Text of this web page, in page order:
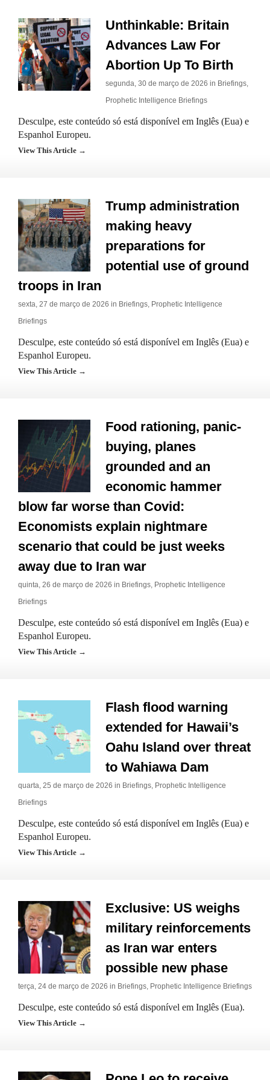
Unthinkable: Britain
Advances Law For
Abortion Up To Birth
segunda, 30 de março de 2026 in Briefings,
Prophetic Intelligence Briefings
Desculpe, este conteúdo só está disponível em Inglês (Eua) e
Espanhol Europeu.
View This Article →
Trump administration
making heavy
preparations for
potential use of ground
troops in Iran
sexta, 27 de março de 2026 in Briefings, Prophetic Intelligence
Briefings
Desculpe, este conteúdo só está disponível em Inglês (Eua) e
Espanhol Europeu.
View This Article →
Food rationing, panic-
buying, planes
grounded and an
economic hammer
blow far worse than Covid:
Economists explain nightmare
scenario that could be just weeks
away due to Iran war
quinta, 26 de março de 2026 in Briefings, Prophetic Intelligence
Briefings
Desculpe, este conteúdo só está disponível em Inglês (Eua) e
Espanhol Europeu.
View This Article →
Flash flood warning
extended for Hawaii’s
Oahu Island over threat
to Wahiawa Dam
quarta, 25 de março de 2026 in Briefings, Prophetic Intelligence
Briefings
Desculpe, este conteúdo só está disponível em Inglês (Eua) e
Espanhol Europeu.
View This Article →
Exclusive: US weighs
military reinforcements
as Iran war enters
possible new phase
terça, 24 de março de 2026 in Briefings, Prophetic Intelligence Briefings
Desculpe, este conteúdo só está disponível em Inglês (Eua).
View This Article →